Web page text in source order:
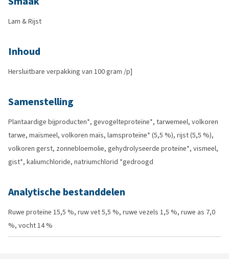
Lam & Rijst
Inhoud
Hersluitbare verpakking van 100 gram /p]
Samenstelling
Plantaardige bijproducten*, gevogelteproteïne*, tarwemeel, volkoren
tarwe, maïsmeel, volkoren maïs, lamsproteïne* (5,5 %), rijst (5,5 %),
volkoren gerst, zonnebloemolie, gehydrolyseerde proteïne*, vismeel,
gist*, kaliumchloride, natriumchlorid *gedroogd
Analytische bestanddelen
Ruwe proteïne 15,5 %, ruw vet 5,5 %, ruwe vezels 1,5 %, ruwe as 7,0
%, vocht 14 %